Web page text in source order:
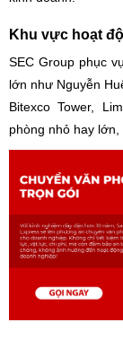
Khu vực hoạt
SEC Group phục
lớn như Nguyễn
Bitexco Tower,
phòng nhỏ hay